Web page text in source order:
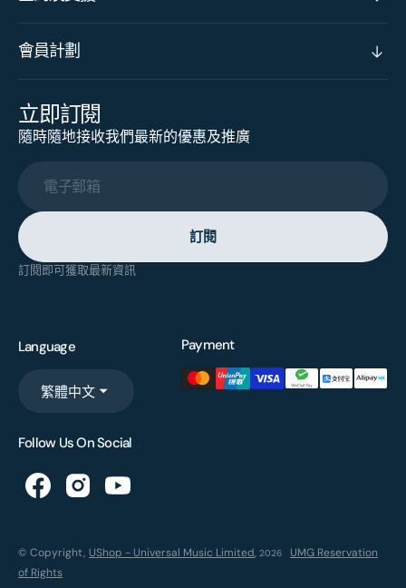
會員計劃
立即訂閱
隨時隨地接收我們最新的優惠及推廣
電子郵箱
訂閱
訂閱即可獲取最新資訊
Language
繁體中文
Payment
Follow Us On Social
© Copyright, UShop - Universal Music Limited, 2026
UMG Reservation
of Rights